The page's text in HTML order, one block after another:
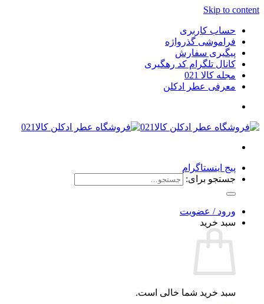
Skip to content
حساب کاربری
فراموشی گذرواژه
پیگیری سفارش
کانال تلگرام کد رهگیری
مجله کالا 021
معرفی عطر ادکلن
پیج اینستاگرام
جستجو برای:
ورود / عضویت
سبد خرید
سبد خرید شما خالی است.